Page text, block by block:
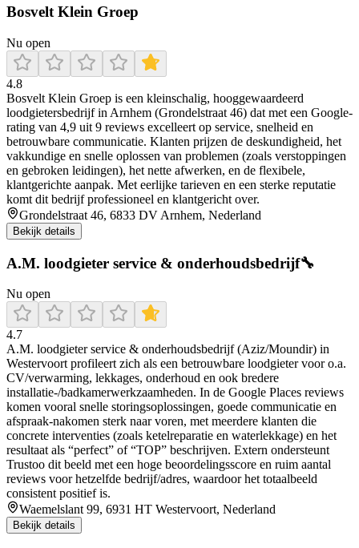
Bosvelt Klein Groep
Nu open
4.8
Bosvelt Klein Groep is een kleinschalig, hooggewaardeerd
loodgietersbedrijf in Arnhem (Grondelstraat 46) dat met een Google-
rating van 4,9 uit 9 reviews excelleert op service, snelheid en
betrouwbare communicatie. Klanten prijzen de deskundigheid, het
vakkundige en snelle oplossen van problemen (zoals verstoppingen
en gebroken leidingen), het nette afwerken, en de flexibele,
klantgerichte aanpak. Met eerlijke tarieven en een sterke reputatie
komt dit bedrijf professioneel en klantgericht over.
Grondelstraat 46, 6833 DV Arnhem, Nederland
Bekijk details
A.M. loodgieter service & onderhoudsbedrijf🔧
Nu open
4.7
A.M. loodgieter service & onderhoudsbedrijf (Aziz/Moundir) in
Westervoort profileert zich als een betrouwbare loodgieter voor o.a.
CV/verwarming, lekkages, onderhoud en ook bredere
installatie-/badkamerwerkzaamheden. In de Google Places reviews
komen vooral snelle storingsoplossingen, goede communicatie en
afspraak-nakomen sterk naar voren, met meerdere klanten die
concrete interventies (zoals ketelreparatie en waterlekkage) en het
resultaat als “perfect” of “TOP” beschrijven. Extern ondersteunt
Trustoo dit beeld met een hoge beoordelingsscore en ruim aantal
reviews voor hetzelfde bedrijf/adres, waardoor het totaalbeeld
consistent positief is.
Waemelslant 99, 6931 HT Westervoort, Nederland
Bekijk details